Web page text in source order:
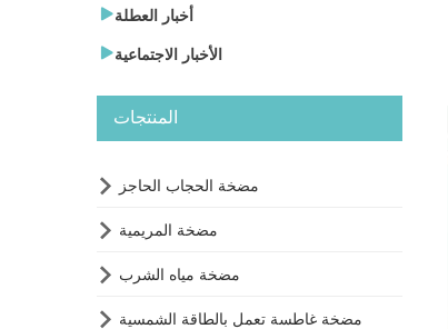
أخبار العطلة
الأخبار الاجتماعية
المنتجات
 مضخة الحجاب الحاجز
 مضخة المريمية
 مضخة مياه الشرب
 مضخة غاطسة تعمل بالطاقة الشمسية